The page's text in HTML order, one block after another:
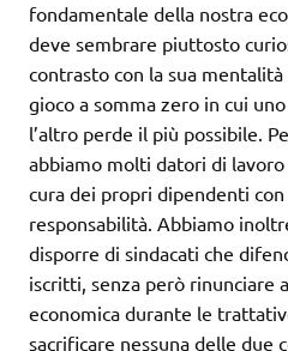
fondamentale della nostra
deve sembrare piuttosto
contrasto con la sua
gioco a somma zero in cui
l’altro perde il più possibile.
abbiamo molti datori di
cura dei propri dipendenti
responsabilità. Abbiamo
disporre di sindacati che
iscritti, senza però rinunciare
economica durante le
sacrificare nessuna delle due